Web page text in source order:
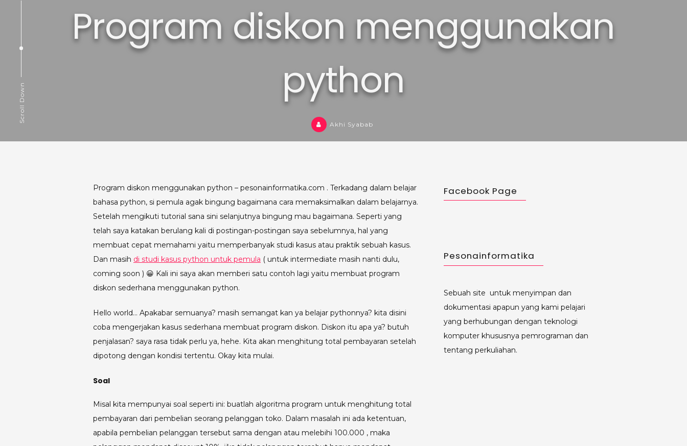
Program diskon menggunakan
python
Akhi Syabab
Scroll Down
Program diskon menggunakan python – pesonainformatika.com . Terkadang dalam belajar
bahasa python, si pemula agak bingung bagaimana cara memaksimalkan dalam belajarnya.
Setelah mengikuti tutorial sana sini selanjutnya bingung mau bagaimana. Seperti yang
telah saya katakan berulang kali di postingan-postingan saya sebelumnya, hal yang
membuat cepat memahami yaitu memperbanyak studi kasus atau praktik sebuah kasus.
Dan masih di studi kasus python untuk pemula ( untuk intermediate masih nanti dulu,
coming soon ) 😀 Kali ini saya akan memberi satu contoh lagi yaitu membuat program
diskon sederhana menggunakan python.
Hello world… Apakabar semuanya? masih semangat kan ya belajar pythonnya? kita disini
coba mengerjakan kasus sederhana membuat program diskon. Diskon itu apa ya? butuh
penjalasan? saya rasa tidak perlu ya, hehe. Kita akan menghitung total pembayaran setelah
dipotong dengan kondisi tertentu. Okay kita mulai.
Soal
Misal kita mempunyai soal seperti ini: buatlah algoritma program untuk menghitung total
pembayaran dari pembelian seorang pelanggan toko. Dalam masalah ini ada ketentuan,
apabila pembelian pelanggan tersebut sama dengan atau melebihi 100.000 , maka
Facebook Page
Pesonainformatika
Sebuah site untuk menyimpan dan
dokumentasi apapun yang kami pelajari
yang berhubungan dengan teknologi
komputer khususnya pemrograman dan
tentang perkuliahan.